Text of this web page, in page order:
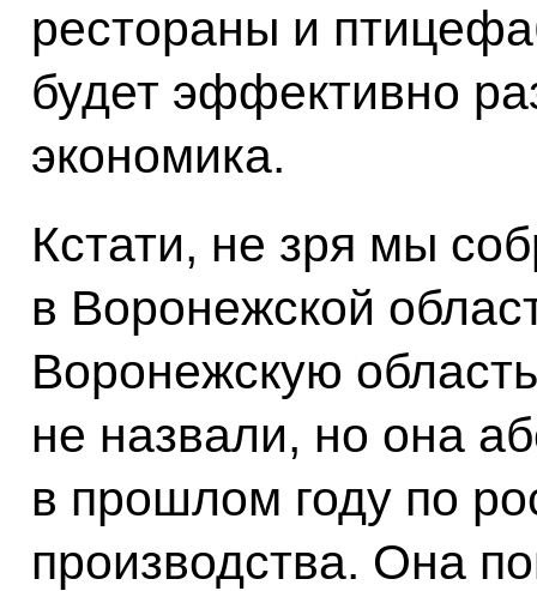
рестораны и
будет эффективно
экономика.
Кстати, не зря мы
в Воронежской
Воронежскую
не назвали, но она
в прошлом году по
производства. Она